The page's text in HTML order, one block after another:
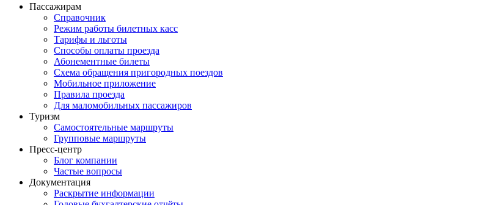
Пассажирам
Справочник
Режим работы билетных касс
Тарифы и льготы
Способы оплаты проезда
Абонементные билеты
Схема обращения пригородных поездов
Мобильное приложение
Правила проезда
Для маломобильных пассажиров
Туризм
Самостоятельные маршруты
Групповые маршруты
Пресс-центр
Блог компании
Частые вопросы
Документация
Раскрытие информации